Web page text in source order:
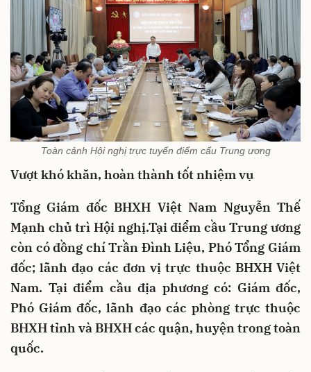
Toàn cảnh Hội nghị trực tuyến điểm cẩu Trung ương
Vượt khó khăn, hoàn thành tốt nhiệm vụ
Tổng Giám đốc BHXH Việt Nam Nguyễn Thế
Mạnh chủ trì Hội nghị.Tại điểm cầu Trung ương
còn có đồng chí Trần Đình Liệu, Phó Tổng Giám
đốc; lãnh đạo các đơn vị trực thuộc BHXH Việt
Nam. Tại điểm cầu địa phương có: Giám đốc,
Phó Giám đốc, lãnh đạo các phòng trực thuộc
BHXH tỉnh và BHXH các quận, huyện trong toàn
quốc.